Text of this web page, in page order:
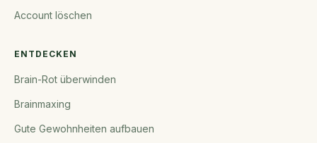
Account löschen
ENTDECKEN
Brain-Rot überwinden
Brainmaxing
Gute Gewohnheiten aufbauen